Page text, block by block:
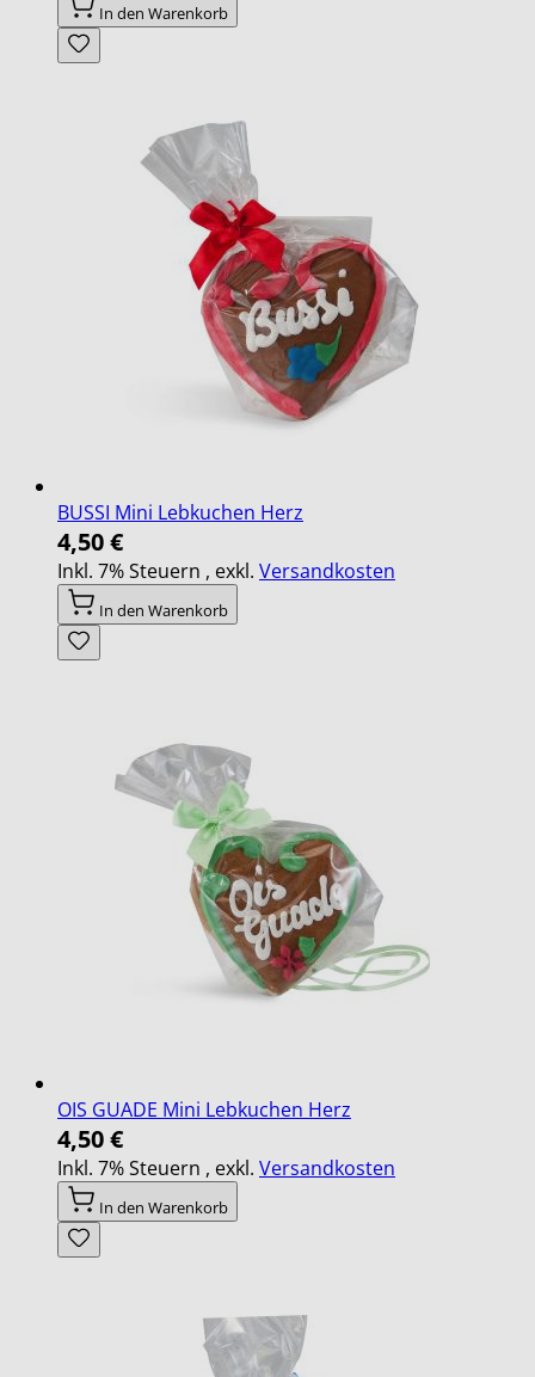
In den Warenkorb
BUSSI Mini Lebkuchen Herz
4,50 €
Inkl. 7% Steuern , exkl. Versandkosten
In den Warenkorb
OIS GUADE Mini Lebkuchen Herz
4,50 €
Inkl. 7% Steuern , exkl. Versandkosten
In den Warenkorb